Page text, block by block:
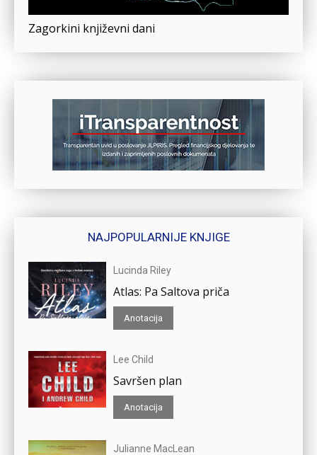
Zagorkini književni dani
NAJPOPULARNIJE KNJIGE
Lucinda Riley
Atlas: Pa Saltova priča
Anotacija
Lee Child
Savršen plan
Anotacija
Julianne MacLean